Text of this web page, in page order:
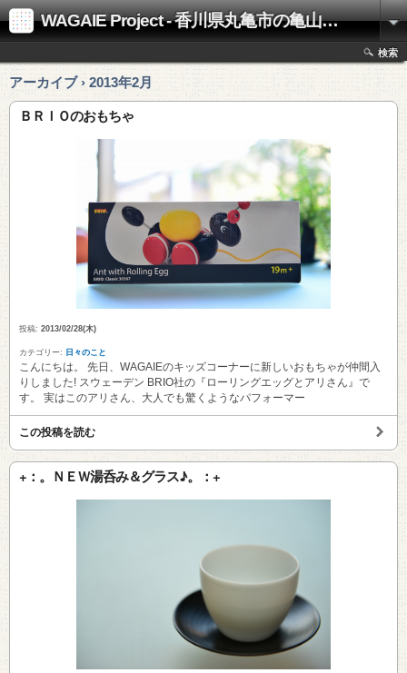
WAGAIE Project - 香川県丸亀市の亀山工務店
検索
アーカイブ › 2013年2月
ＢＲＩＯのおもちゃ
投稿: 2013/02/28(木)
カテゴリー: 日々のこと
こんにちは。 先日、WAGAIEのキッズコーナーに新しいおもちゃが仲間入
りしました! スウェーデン BRIO社の『ローリングエッグとアリさん』で
す。 実はこのアリさん、大人でも驚くようなパフォーマー
この投稿を読む
+：。ＮＥＷ湯呑み＆グラス♪。：+